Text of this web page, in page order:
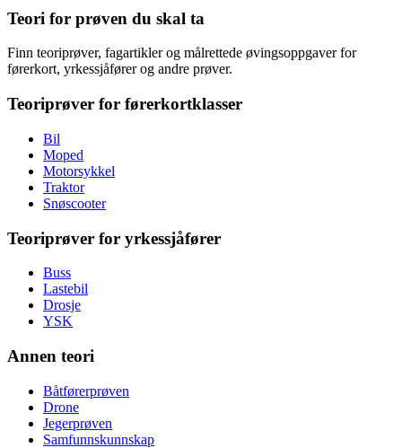
Teori for prøven du skal ta
Finn teoriprøver, fagartikler og målrettede øvingsoppgaver for
førerkort, yrkessjåfører og andre prøver.
Teoriprøver for førerkortklasser
Bil
Moped
Motorsykkel
Traktor
Snøscooter
Teoriprøver for yrkessjåfører
Buss
Lastebil
Drosje
YSK
Annen teori
Båtførerprøven
Drone
Jegerprøven
Samfunnskunnskap